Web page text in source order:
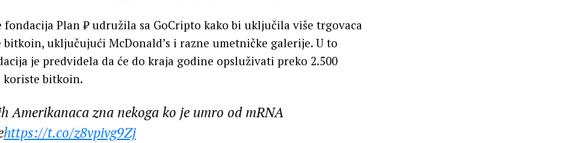
fondacija Plan ₿ udružila sa GoCripto kako bi uključila više trgovaca
bitkoin, uključujući McDonald’s i razne umetničke galerije. U to
je predvidela da će do kraja godine opsluživati preko 2.500
koriste bitkoin.
Amerikanaca zna nekoga ko je umro od mRNA
https://t.co/z8vpivg9Zj